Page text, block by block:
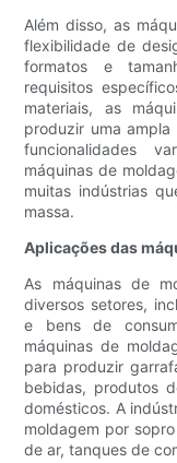
Além disso, as
flexibilidade de
formatos e
requisitos
materiais, as
produzir uma
funcionalidades
máquinas de
muitas indústrias
massa.
Aplicações das
As máquinas de
diversos setores,
e bens de
máquinas de
para produzir
bebidas, produtos
domésticos. A
moldagem por
de ar, tanques de